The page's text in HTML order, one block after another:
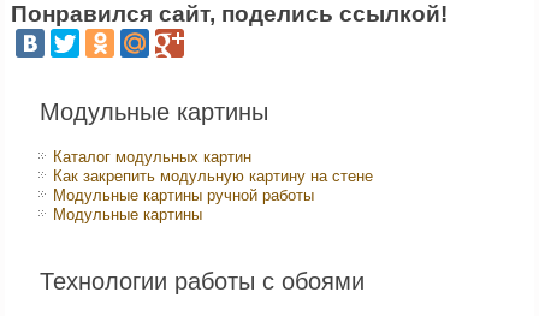
Понравился сайт, поделись ссылкой!
Модульные картины
Каталог модульных картин
Как закрепить модульную картину на стене
Модульные картины ручной работы
Модульные картины
Технологии работы с обоями